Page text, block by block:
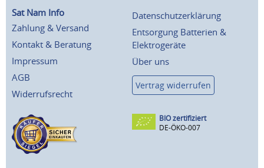
Sat Nam Info
Zahlung & Versand
Kontakt & Beratung
Impressum
AGB
Widerrufsrecht
Datenschutzerklärung
Entsorgung Batterien &
Elektrogeräte
Über uns
Vertrag widerrufen
BIO zertifiziert
DE-ÖKO-007